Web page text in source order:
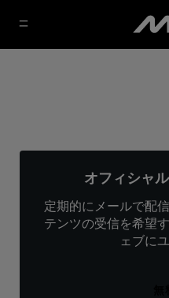
オフィシャ
定期的にメールで配
テンツの受信を希望
ェブに